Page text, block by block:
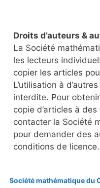
Droits d’auteurs &
La Société
les lecteurs
copier les articles
L’utilisation à
interdite. Pour
copie d’articles à
contacter la Société
pour demander des
conditions de licence.
Société mathématique du